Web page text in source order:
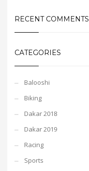
RECENT COMMENTS
CATEGORIES
Balooshi
Biking
Dakar 2018
Dakar 2019
Racing
Sports